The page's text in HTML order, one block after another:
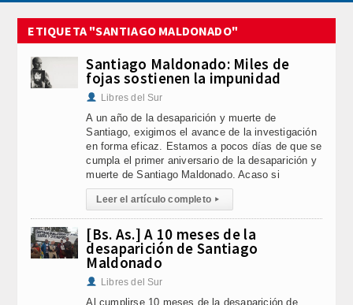
ETIQUETA "SANTIAGO MALDONADO"
Santiago Maldonado: Miles de
fojas sostienen la impunidad
Libres del Sur
A un año de la desaparición y muerte de
Santiago, exigimos el avance de la investigación
en forma eficaz. Estamos a pocos días de que se
cumpla el primer aniversario de la desaparición y
muerte de Santiago Maldonado. Acaso si
Leer el artículo completo ▸
[Bs. As.] A 10 meses de la
desaparición de Santiago
Maldonado
Libres del Sur
Al cumplirse 10 meses de la desaparición de